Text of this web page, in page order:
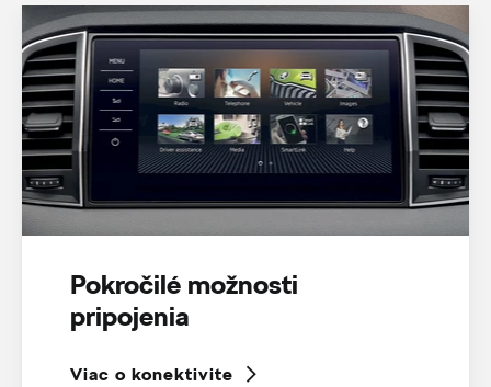
Pokročilé možnosti
pripojenia
Viac o konektivite